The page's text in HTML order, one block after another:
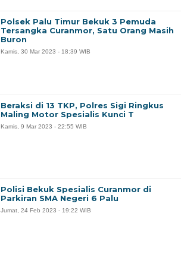
Polsek Palu Timur Bekuk 3 Pemuda
Tersangka Curanmor, Satu Orang Masih
Buron
Kamis, 30 Mar 2023 - 18:39 WIB
Beraksi di 13 TKP, Polres Sigi Ringkus
Maling Motor Spesialis Kunci T
Kamis, 9 Mar 2023 - 22:55 WIB
Polisi Bekuk Spesialis Curanmor di
Parkiran SMA Negeri 6 Palu
Jumat, 24 Feb 2023 - 19:22 WIB